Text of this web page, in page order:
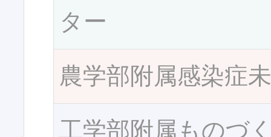
ター
農学部附属感染症
工学部附属ものづ